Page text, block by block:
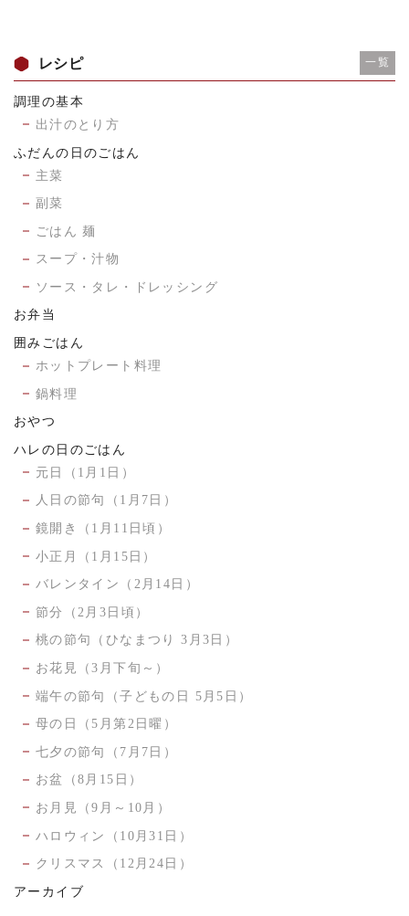
レシピ 一覧
調理の基本
出汁のとり方
ふだんの日のごはん
主菜
副菜
ごはん 麺
スープ・汁物
ソース・タレ・ドレッシング
お弁当
囲みごはん
ホットプレート料理
鍋料理
おやつ
ハレの日のごはん
元日（1月1日）
人日の節句（1月7日）
鏡開き（1月11日頃）
小正月（1月15日）
バレンタイン（2月14日）
節分（2月3日頃）
桃の節句（ひなまつり 3月3日）
お花見（3月下旬～）
端午の節句（子どもの日 5月5日）
母の日（5月第2日曜）
七夕の節句（7月7日）
お盆（8月15日）
お月見（9月～10月）
ハロウィン（10月31日）
クリスマス（12月24日）
アーカイブ